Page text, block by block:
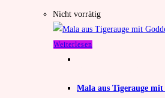
Nicht vorrätig
Weiterlesen
Mala aus Tigerauge mit